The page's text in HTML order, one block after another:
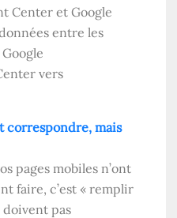
Center et Google
entre les
vers
correspondre, mais
pages mobiles n’ont
faire, c’est « remplir
doivent pas